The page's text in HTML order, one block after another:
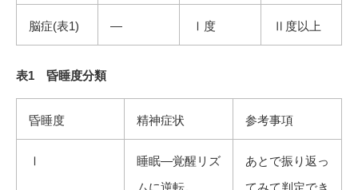
脳症(表1) ― Ⅰ度 Ⅱ度以上
表1 昏睡度分類
昏睡度 精神症状 参考事項
Ⅰ
睡眠―覚醒リズ
あとで振り返っ